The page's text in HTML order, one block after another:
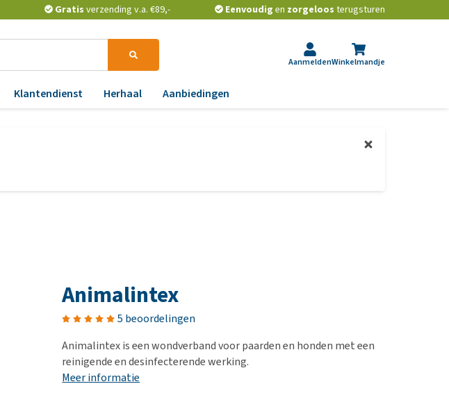
Gratis verzending v.a. €89,- Eenvoudig en zorgeloos terugsturen
AanmeldenWinkelmandje
Medische benodigdheden
Maag, darmen en diarree
Nierproblemen
Overgewicht en conditie
Spieren, pezen en botten
Klantendienst Herhaal Aanbiedingen
Animalintex
5 beoordelingen
Animalintex is een wondverband voor paarden en honden met een
reinigende en desinfecterende werking.
Meer informatie